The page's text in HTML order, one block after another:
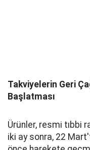
Takviyelerin Geri
Başlatması
Ürünler, resmi tıbbi
iki ay sonra, 22